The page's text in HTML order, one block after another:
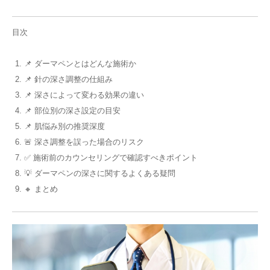
目次
📌 ダーマペンとはどんな施術か
📌 針の深さ調整の仕組み
📌 深さによって変わる効果の違い
📌 部位別の深さ設定の目安
📌 肌悩み別の推奨深度
🚨 深さ調整を誤った場合のリスク
✅ 施術前のカウンセリングで確認すべきポイント
💡 ダーマペンの深さに関するよくある疑問
🔸 まとめ